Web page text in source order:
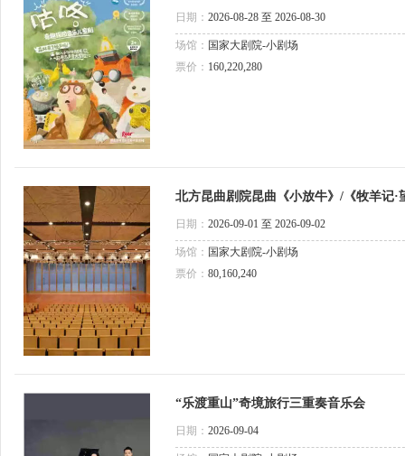
日期： 2026-08-28 至 2026-08-30
场馆： 国家大剧院-小剧场
票价： 160,220,280
北方昆曲剧院昆曲《小放牛》/《牧羊记
《宝剑记·林冲夜奔》/《雷峰塔·断桥》
日期： 2026-09-01 至 2026-09-02
场馆： 国家大剧院-小剧场
票价： 80,160,240
“乐渡重山”奇境旅行三重奏音乐会
日期： 2026-09-04